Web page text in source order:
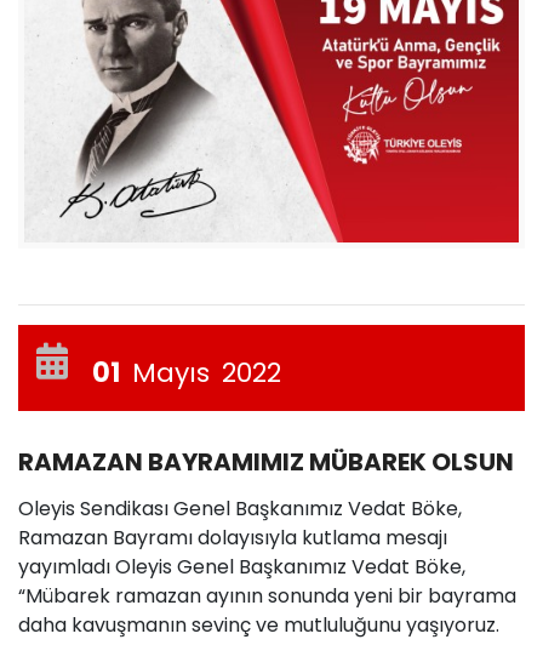
01 Mayıs 2022
RAMAZAN BAYRAMIMIZ MÜBAREK OLSUN
Oleyis Sendikası Genel Başkanımız Vedat Böke,
Ramazan Bayramı dolayısıyla kutlama mesajı
yayımladı Oleyis Genel Başkanımız Vedat Böke,
“Mübarek ramazan ayının sonunda yeni bir bayrama
daha kavuşmanın sevinç ve mutluluğunu yaşıyoruz.